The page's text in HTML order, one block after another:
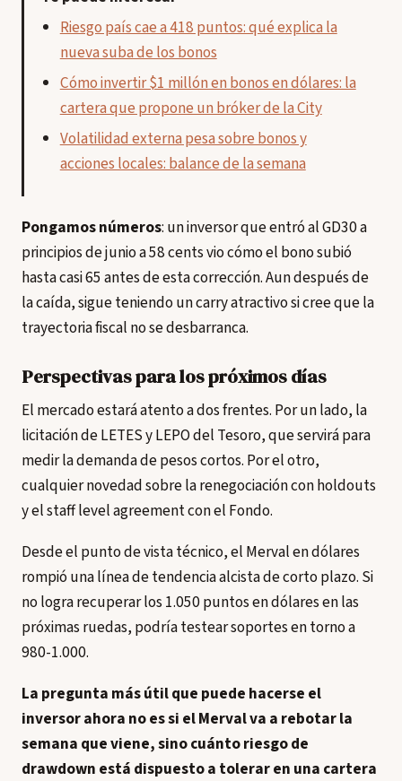
Riesgo país cae a 418 puntos: qué explica la
nueva suba de los bonos
Cómo invertir $1 millón en bonos en dólares: la
cartera que propone un bróker de la City
Volatilidad externa pesa sobre bonos y
acciones locales: balance de la semana
Pongamos números: un inversor que entró al GD30 a
principios de junio a 58 cents vio cómo el bono subió
hasta casi 65 antes de esta corrección. Aun después de
la caída, sigue teniendo un carry atractivo si cree que la
trayectoria fiscal no se desbarranca.
Perspectivas para los próximos días
El mercado estará atento a dos frentes. Por un lado, la
licitación de LETES y LEPO del Tesoro, que servirá para
medir la demanda de pesos cortos. Por el otro,
cualquier novedad sobre la renegociación con holdouts
y el staff level agreement con el Fondo.
Desde el punto de vista técnico, el Merval en dólares
rompió una línea de tendencia alcista de corto plazo. Si
no logra recuperar los 1.050 puntos en dólares en las
próximas ruedas, podría testear soportes en torno a
980-1.000.
La pregunta más útil que puede hacerse el
inversor ahora no es si el Merval va a rebotar la
semana que viene, sino cuánto riesgo de
drawdown está dispuesto a tolerar en una cartera